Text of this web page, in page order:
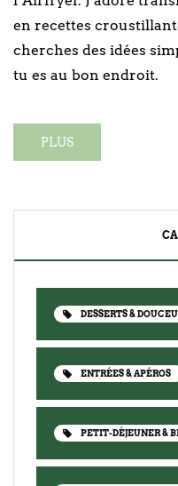
en recettes
cherches des idées
tu es au bon endroit.
PLUS
DESSERTS &
ENTRÉES & APÉROS
PETIT-DÉJEUNER &